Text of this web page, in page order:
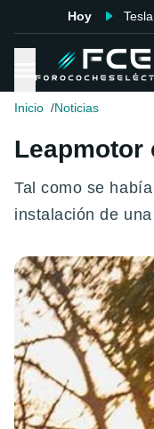
Hoy
Inicio Noticias
Leapmotor
Tal como se
instalación de